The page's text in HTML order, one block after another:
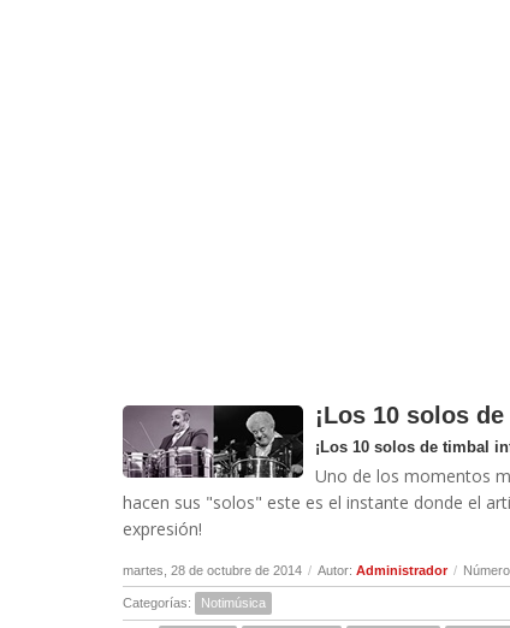
¡Los 10 solos
¡Los 10 solos de timbal
Uno de los momentos
hacen sus "solos" este es el instante donde el
expresión!
martes, 28 de octubre de 2014 / Autor: Administrador /
Categorías: Notimúsica